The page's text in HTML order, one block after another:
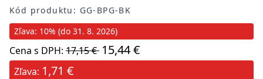
Kód produktu: GG-BPG-BK
Zľava: 10% (do 31. 8. 2026)
Cena s DPH: 17,15 € 15,44 €
Zľava: 1,71 €